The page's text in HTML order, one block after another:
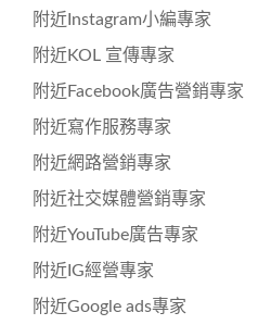
附近Instagram小編專家
附近KOL 宣傳專家
附近Facebook廣告營銷專家
附近寫作服務專家
附近網路營銷專家
附近社交媒體營銷專家
附近YouTube廣告專家
附近IG經營專家
附近Google ads專家